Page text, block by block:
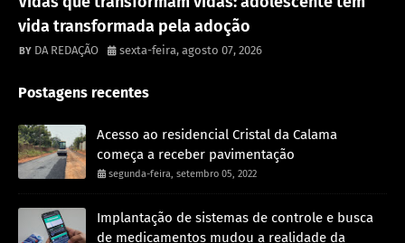
vida transformada pela adoção
DA REDAÇÃO sexta-feira, agosto 07, 2026
Postagens recentes
Acesso ao residencial Cristal da Calama
começa a receber pavimentação
segunda-feira, setembro 05, 2022
Implantação de sistemas de controle e busca
de medicamentos mudou a realidade da